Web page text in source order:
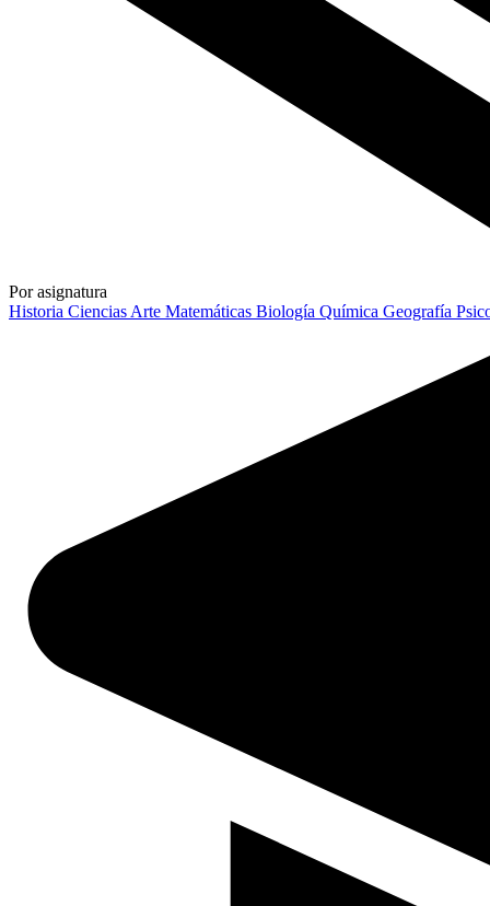
Por asignatura
Historia Ciencias Arte Matemáticas Biología Química Geografía